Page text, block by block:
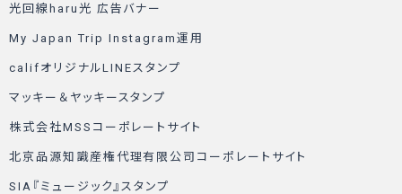
光回線haru光 広告バナー
My Japan Trip Instagram運用
califオリジナルLINEスタンプ
マッキー＆ヤッキースタンプ
株式会社MSSコーポレートサイト
北京品源知識産権代理有限公司コーポレートサイト
SIA『ミュージック』スタンプ